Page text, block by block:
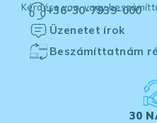
Kérdése van, vagy
+36-30-7939-000
Üzenetet írok
Beszámíttatnám
30